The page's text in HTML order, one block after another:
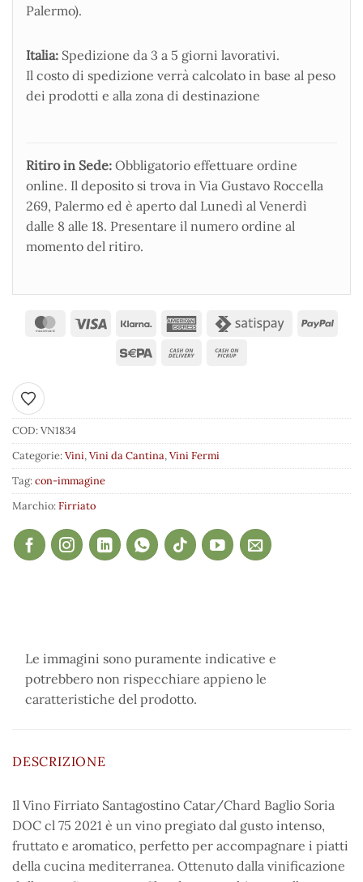
Palermo).
Italia: Spedizione da 3 a 5 giorni lavorativi.
Il costo di spedizione verrà calcolato in base al peso
dei prodotti e alla zona di destinazione
Ritiro in Sede: Obbligatorio effettuare ordine
online. Il deposito si trova in Via Gustavo Roccella
269, Palermo ed è aperto dal Lunedì al Venerdì
dalle 8 alle 18. Presentare il numero ordine al
momento del ritiro.
Aggiungi ai preferiti
COD:VN1834
Categorie:Vini,Vini da Cantina,Vini Fermi
Tag:con-immagine
Marchio:Firriato
Le immagini sono puramente indicative e
potrebbero non rispecchiare appieno le
caratteristiche del prodotto.
DESCRIZIONE
Il Vino Firriato Santagostino Catar/Chard Baglio Soria
DOC cl 75 2021 è un vino pregiato dal gusto intenso,
fruttato e aromatico, perfetto per accompagnare i piatti
della cucina mediterranea. Ottenuto dalla vinificazione